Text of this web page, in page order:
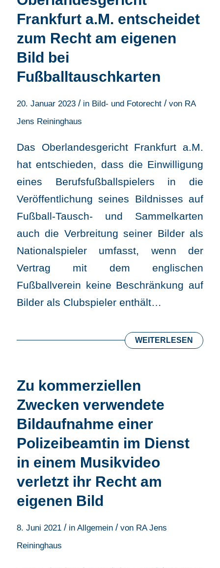
Frankfurt a.M. entscheidet
zum Recht am eigenen
Bild bei
Fußballtauschkarten
20. Januar 2023 / in Bild- und Fotorecht / von RA
Jens Reininghaus
Das Oberlandesgericht Frankfurt a.M.
hat entschieden, dass die Einwilligung
eines Berufsfußballspielers in die
Veröffentlichung seines Bildnisses auf
Fußball-Tausch- und Sammelkarten
auch die Verbreitung seiner Bilder als
Nationalspieler umfasst, wenn der
Vertrag mit dem englischen
Fußballverein keine Beschränkung auf
Bilder als Clubspieler enthält…
WEITERLESEN
Zu kommerziellen
Zwecken verwendete
Bildaufnahme einer
Polizeibeamtin im Dienst
in einem Musikvideo
verletzt ihr Recht am
eigenen Bild
8. Juni 2021 / in Allgemein / von RA Jens
Reininghaus